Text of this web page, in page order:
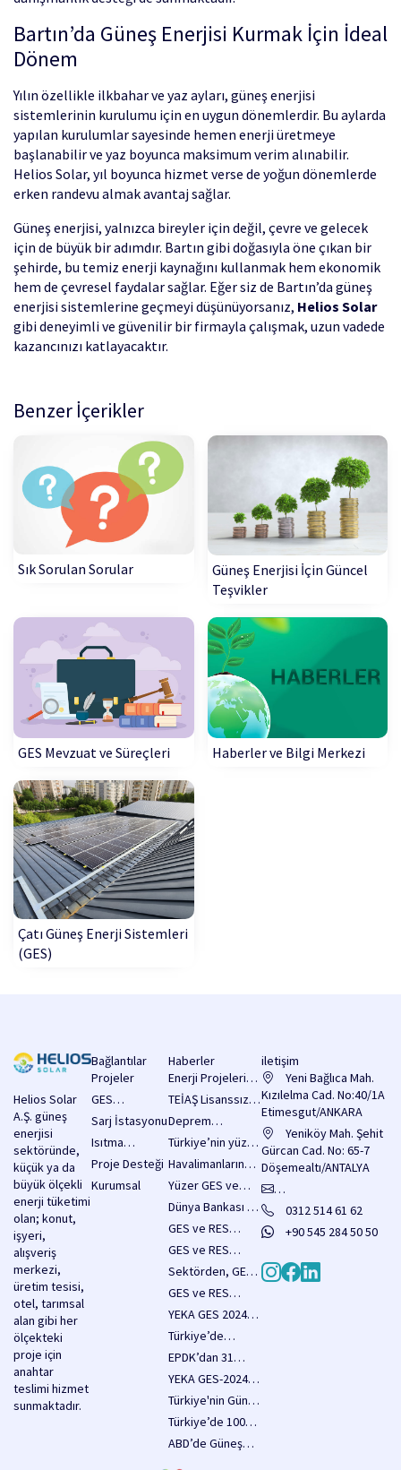
Bartın’da Güneş Enerjisi Kurmak İçin İdeal
Dönem
Yılın özellikle ilkbahar ve yaz ayları, güneş enerjisi
sistemlerinin kurulumu için en uygun dönemlerdir. Bu aylarda
yapılan kurulumlar sayesinde hemen enerji üretmeye
başlanabilir ve yaz boyunca maksimum verim alınabilir.
Helios Solar, yıl boyunca hizmet verse de yoğun dönemlerde
erken randevu almak avantaj sağlar.
Güneş enerjisi, yalnızca bireyler için değil, çevre ve gelecek
için de büyük bir adımdır. Bartın gibi doğasıyla öne çıkan bir
şehirde, bu temiz enerji kaynağını kullanmak hem ekonomik
hem de çevresel faydalar sağlar. Eğer siz de Bartın’da güneş
enerjisi sistemlerine geçmeyi düşünüyorsanız, Helios Solar
gibi deneyimli ve güvenilir bir firmayla çalışmak, uzun vadede
kazancınızı katlayacaktır.
Benzer İçerikler
Sık Sorulan Sorular
Güneş Enerjisi İçin Güncel
Teşvikler
GES Mevzuat ve Süreçleri Haberler ve Bilgi Merkezi
Çatı Güneş Enerji Sistemleri
(GES)
Helios Solar
A.Ş. güneş
enerjisi
sektöründe,
küçük ya da
büyük ölçekli
enerji tüketimi
olan; konut,
işyeri,
alışveriş
merkezi,
üretim tesisi,
otel, tarımsal
alan gibi her
ölçekteki
proje için
anahtar
teslimi hizmet
sunmaktadır.
Bağlantılar
Projeler
GES
Sistemleri
Sarj İstasyonu
Isıtma
Sistemleri
Proje Desteği
Kurumsal
Haberler
Enerji Projelerine
2 Milyar Dolarlık
Kredi
Sağlanacak!
TEİAŞ Lisanssız
Elektrik Üretimi
Yatırım
Başvuruları İçin
3.750 MW’lık
Kapasite Hakkı
Duyurusu
Yayımladı
Deprem
Bölgesinde
Yenilenebilir
Enerji
Yatırımlarına
Destekler Arttı,
Yatırımların Önü
Türkiye’nin yüzer
GES potansiyeli
hesaplanıyor
Havalimanlarında
enerji verimliliği
enerjisi
santralleri
yaygınlaştırılacak
Yüzer GES ve
RES Hakkında
Düzenlemeler
İçeren Kanun
Teklifi Pazartesi
Meclise
Sunulacak
Dünya Bankası 18
Milyar Dolar
Sağlayacak
GES ve RES
tesislerine
denetimi
muafiyeti
sağlayan önemli
düzenlemeler,
Köy Kanunu
teklifi
kapsamında
yasalaştı
GES ve RES
projeleri için
kamulaştırma
kararları
duyuruldu
Sektörden, GES
kapasitesinin 5
megavatı aşması
hedefine tam
destek
GES ve RES
Yatırımlarında
Muafiyeti Resmi
Olarak Yürürlükte
YEKA GES 2024
ihale şartnamesi
yayımlandı
Türkiye’de
2025’in İlk Sekiz
Güneş Enerjisi
Kapasitesi
Eklendi
EPDK’dan 31
Ocak 2025 Tarihi
Raporları
Duyurusu
YEKA GES-2024
ve YEKA RES-
Zeyilnamelerinde
Önemli
Türkiye'nin Güneş
Enerjisi Hedefleri
Yıl Sonunda
20.000 MW’a
Türkiye’de 100
MW Güneş
ABD’de Güneş
iletişim
Yeni Bağlıca Mah.
Kızılelma Cad. No:40/1A
Etimesgut/ANKARA
Yeniköy Mah. Şehit
Gürcan Cad. No: 65-7
Döşemealtı/ANTALYA
info@heliossolar.com.tr
0312 514 61 62
+90 545 284 50 50